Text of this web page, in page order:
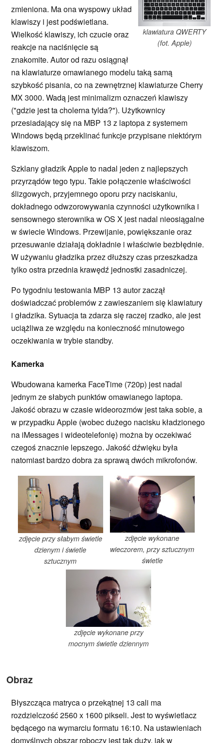
klawiatura QWERTY
(fot. Apple)
zmieniona. Ma ona wyspowy układ
klawiszy i jest podświetlana.
Wielkość klawiszy, ich czucie oraz
reakcje na naciśnięcie są
znakomite. Autor od razu osiągnął
na klawiaturze omawianego modelu taką samą
szybkość pisania, co na zewnętrznej klawiaturze Cherry
MX 3000. Wadą jest minimalizm oznaczeń klawiszy
("gdzie jest ta cholerna tylda?"). Użytkownicy
przesiadający się na MBP 13 z laptopa z systemem
Windows będą przeklinać funkcje przypisane niektórym
klawiszom.
Szklany gładzik Apple to nadal jeden z najlepszych
przyrządów tego typu. Takie połączenie właściwości
ślizgowych, przyjemnego oporu przy naciskaniu,
dokładnego odwzorowywania czynności użytkownika i
sensownego sterownika w OS X jest nadal nieosiągalne
w świecie Windows. Przewijanie, powiększanie oraz
przesuwanie działają dokładnie i właściwie bezbłędnie.
W używaniu gładzika przez dłuższy czas przeszkadza
tylko ostra przednia krawędź jednostki zasadniczej.
Po tygodniu testowania MBP 13 autor zaczął
doświadczać problemów z zawieszaniem się klawiatury
i gładzika. Sytuacja ta zdarza się raczej rzadko, ale jest
uciążliwa ze względu na konieczność minutowego
oczekiwania w trybie standby.
Kamerka
Wbudowana kamerka FaceTime (720p) jest nadal
jednym ze słabych punktów omawianego laptopa.
Jakość obrazu w czasie wideorozmów jest taka sobie, a
w przypadku Apple (wobec dużego nacisku kładzionego
na iMessages i wideotelefonię) można by oczekiwać
czegoś znacznie lepszego. Jakość dźwięku była
natomiast bardzo dobra za sprawą dwóch mikrofonów.
zdjęcie przy słabym świetle
dzienym i świetle
sztucznym
zdjęcie wykonane
wieczorem, przy sztucznym
świetle
zdjęcie wykonane przy
mocnym świetle dziennym
Obraz
Błyszcząca matryca o przekątnej 13 cali ma
rozdzielczość 2560 x 1600 pikseli. Jest to wyświetlacz
będącego na wymarciu formatu 16:10. Na ustawieniach
domyślnych obszar roboczy jest tak duży, jak w